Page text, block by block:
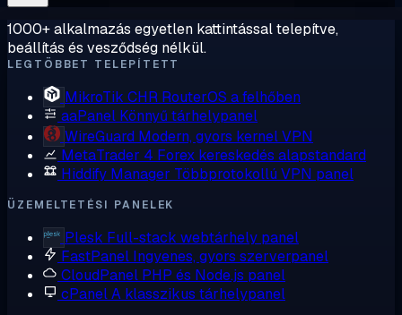
1000+ alkalmazás egyetlen kattintással telepítve,
beállítás és vesződség nélkül.
LEGTÖBBET TELEPÍTETT
MikroTik CHR RouterOS a felhőben
aaPanel Könnyű tárhelypanel
WireGuard Modern, gyors kernel VPN
MetaTrader 4 Forex kereskedés alapstandard
Hiddify Manager Többprotokollú VPN panel
ÜZEMELTETÉSI PANELEK
Plesk Full-stack webtárhely panel
FastPanel Ingyenes, gyors szerverpanel
CloudPanel PHP és Node.js panel
cPanelA klasszikus tárhelypanel